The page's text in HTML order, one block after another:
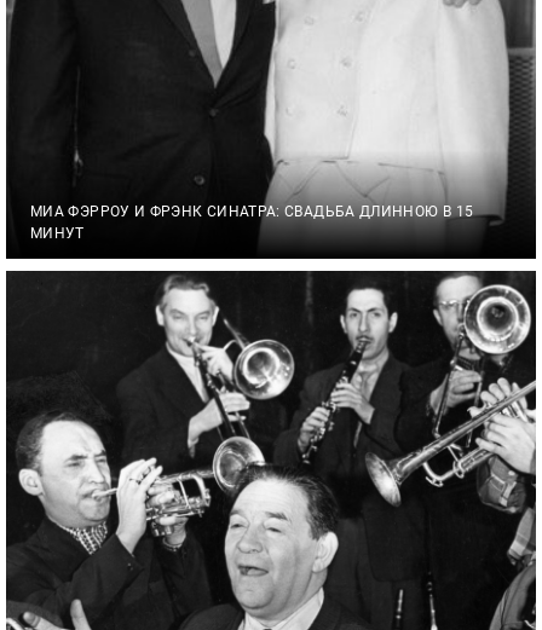
МИА ФЭРРОУ И ФРЭНК СИНАТРА: СВАДЬБА ДЛИННОЮ В 15
МИНУТ